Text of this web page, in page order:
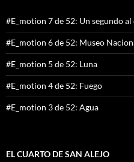
#E_motion 7 de 52: Un segundo
#E_motion 6 de 52: Museo
#E_motion 5 de 52: Luna
#E_motion 4 de 52: Fuego
#E_motion 3 de 52: Agua
EL CUARTO DE SAN ALEJO